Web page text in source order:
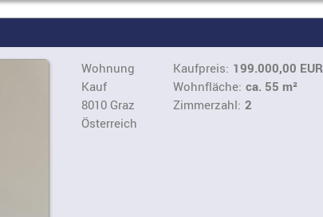
Wohnung
Kauf
8010 Graz
Österreich
Kaufpreis: 199.000,00 EUR
Wohnfläche: ca. 55 m²
Zimmerzahl: 2